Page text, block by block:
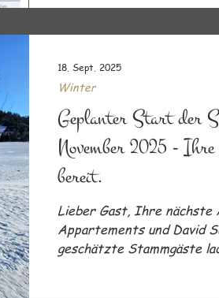
Skipass Obertauern ist
Geplanter Start der
November 2025 -
bereit.
Lieber Gast, Ihre nächste
Appartements und David
geschätzte Stammgäste
Winter
18. Sept. 2025